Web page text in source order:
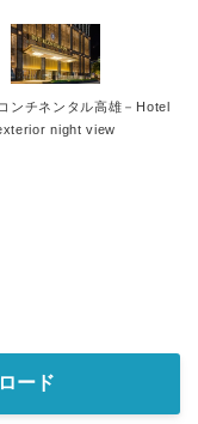
ンチネンタル高雄－Hotel
night view
ード